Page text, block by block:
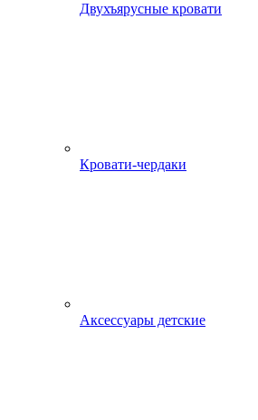
Двухъярусные кровати
Кровати-чердаки
Аксессуары детские